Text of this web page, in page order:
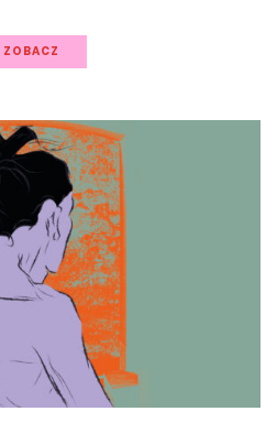
ZOBACZ